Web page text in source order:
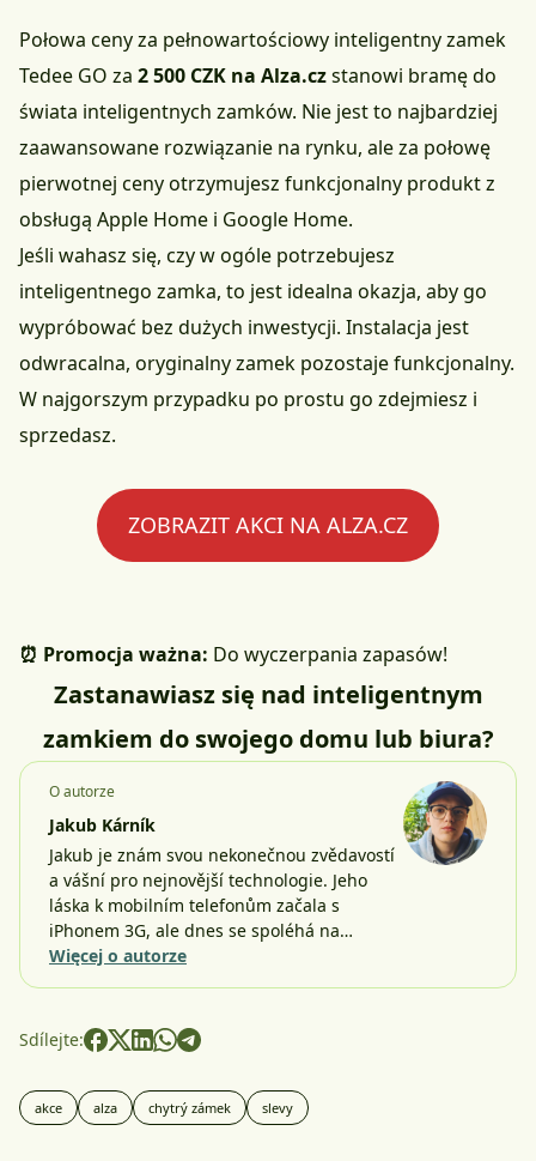
Połowa ceny za pełnowartościowy inteligentny zamek
Tedee GO za 2 500 CZK na Alza.czstanowi bramę do
świata inteligentnych zamków. Nie jest to najbardziej
zaawansowane rozwiązanie na rynku, ale za połowę
pierwotnej ceny otrzymujesz funkcjonalny produkt z
obsługą Apple Home i Google Home.
Jeśli wahasz się, czy w ogóle potrzebujesz
inteligentnego zamka, to jest idealna okazja, aby go
wypróbować bez dużych inwestycji. Instalacja jest
odwracalna, oryginalny zamek pozostaje funkcjonalny.
W najgorszym przypadku po prostu go zdejmiesz i
sprzedasz.
ZOBRAZIT AKCI NA ALZA.CZ
⏰ Promocja ważna: Do wyczerpania zapasów!
Zastanawiasz się nad inteligentnym
zamkiem do swojego domu lub biura?
O autorze
Jakub Kárník
Jakub je znám svou nekonečnou zvědavostí
a vášní pro nejnovější technologie. Jeho
láska k mobilním telefonům začala s
iPhonem 3G, ale dnes se spoléhá na…
Więcej o autorze
Sdílejte:
akce alza chytrý zámek slevy